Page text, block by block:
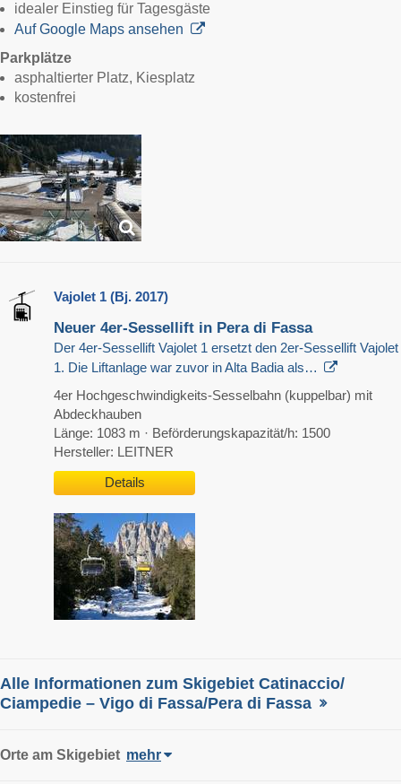
idealer Einstieg für Tagesgäste
Auf Google Maps ansehen
Parkplätze
asphaltierter Platz, Kiesplatz
kostenfrei
Vajolet 1 (Bj. 2017)
Neuer 4er-Sessellift in Pera di Fassa
Der 4er-Sessellift Vajolet 1 ersetzt den 2er-Sessellift Vajolet
1. Die Liftanlage war zuvor in Alta Badia als…
4er Hochgeschwindigkeits-Sesselbahn (kuppelbar) mit
Abdeckhauben
Länge: 1083 m · Beförderungskapazität/h: 1500
Hersteller: LEITNER
Details
Alle Informationen zum Skigebiet Catinaccio/​
Ciampedie – Vigo di Fassa/​Pera di Fassa
Orte am Skigebiet mehr